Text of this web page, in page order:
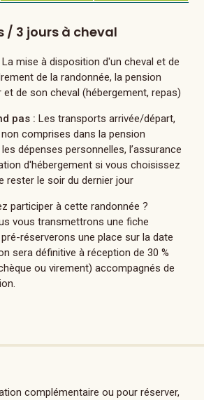
/ 3 jours à cheval
La mise à disposition d'un cheval et de
de la randonnée, la pension
de son cheval (hébergement, repas)
pas : Les transports arrivée/départ,
comprises dans la pension
dépenses personnelles, l’assurance
d'hébergement si vous choisissez
rester le soir du dernier jour
participer à cette randonnée ?
vous transmettrons une fiche
réserverons une place sur la date
sera définitive à réception de 30 %
ou virement) accompagnés de
complémentaire ou pour réserver,